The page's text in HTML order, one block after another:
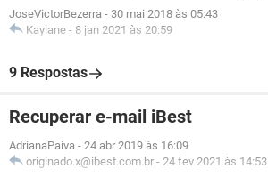
JoseVictorBezerra - 30 mai 2018 às 05:43
Kaylane - 8 jan 2021 às 20:59
9 Respostas
Recuperar e-mail iBest
AdrianaPaiva - 24 abr 2019 às 16:09
originado.x@ibest.com.br - 24 fev 2021 às 14:53